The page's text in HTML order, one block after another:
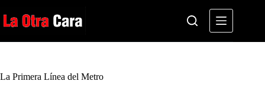
al
contenido
La Primera Línea del Metro